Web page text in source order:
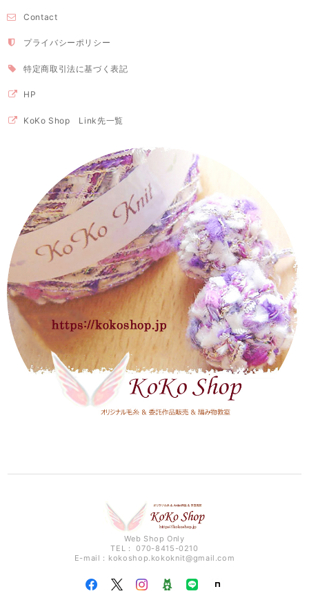
Contact
プライバシーポリシー
特定商取引法に基づく表記
HP
KoKo Shop Link先一覧
Web Shop Only
TEL： 070-8415-0210
E-mail： kokoshop.kokoknit@gmail.com